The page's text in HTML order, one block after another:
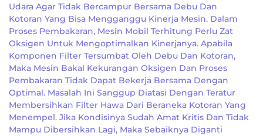
Udara Agar Tidak Bercampur Bersama Debu Dan
Kotoran Yang Bisa Mengganggu Kinerja Mesin. Dalam
Proses Pembakaran, Mesin Mobil Terhitung Perlu Zat
Oksigen Untuk Mengoptimalkan Kinerjanya. Apabila
Komponen Filter Tersumbat Oleh Debu Dan Kotoran,
Maka Mesin Bakal Kekurangan Oksigen Dan Proses
Pembakaran Tidak Dapat Bekerja Bersama Dengan
Optimal. Masalah Ini Sanggup Diatasi Dengan Teratur
Membersihkan Filter Hawa Dari Beraneka Kotoran Yang
Menempel. Jika Kondisinya Sudah Amat Kritis Dan Tidak
Mampu Dibersihkan Lagi, Maka Sebaiknya Diganti